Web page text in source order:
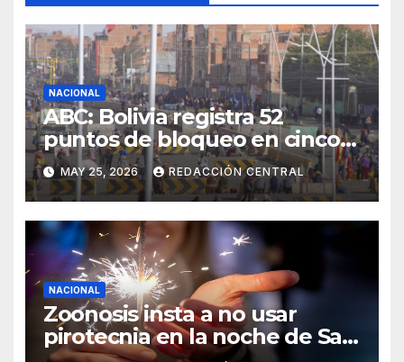
NACIONAL
ABC: Bolivia registra 52
puntos de bloqueo en cinco
departamentos
MAY 25, 2026 REDACCIÓN CENTRAL
NACIONAL
Zoonosis insta a no usar
pirotecnia en la noche de San